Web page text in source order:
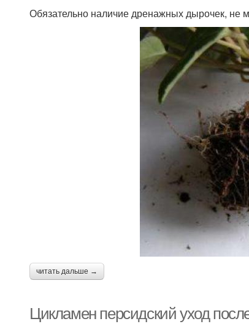
Обязательно наличие дренажных дырочек, не
читать дальше →
Цикламен персидский уход